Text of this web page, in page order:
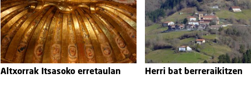
Altxorrak Itsasoko erretaulan Herri bat berreraikitzen